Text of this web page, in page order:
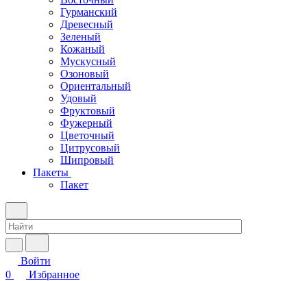
Гурманский
Древесный
Зеленый
Кожаный
Мускусный
Озоновый
Ориентальный
Удовый
Фруктовый
Фужерный
Цветочный
Цитрусовый
Шипровый
Пакеты
Пакет
Войти
0
Избранное